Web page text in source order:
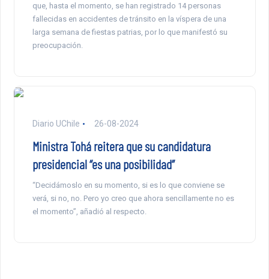
que, hasta el momento, se han registrado 14 personas
fallecidas en accidentes de tránsito en la víspera de una
larga semana de fiestas patrias, por lo que manifestó su
preocupación.
Diario UChile 26-08-2024
Ministra Tohá reitera que su candidatura
presidencial “es una posibilidad”
“Decidámoslo en su momento, si es lo que conviene se
verá, si no, no. Pero yo creo que ahora sencillamente no es
el momento”, añadió al respecto.